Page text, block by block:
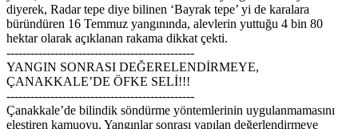
diyerek, Radar tepe diye bilinen ‘Bayrak tepe’ yi de karalara
büründüren 16 Temmuz yangınında, alevlerin yuttuğu 4 bin 80
hektar olarak açıklanan rakama dikkat çekti.
-----------------------------------------------
YANGIN SONRASI DEĞERELENDİRMEYE,
ÇANAKKALE’DE ÖFKE SELİ!!!
-----------------------------------------------
Çanakkale’de bilindik söndürme yöntemlerinin uygulanmamasını
eleştiren kamuoyu, Yangınlar sonrası yapılan değerlendirmeye